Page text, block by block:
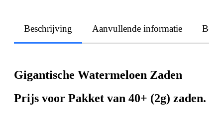
Beschrijving Aanvullende informatie
Gigantische Watermeloen Zaden
Prijs voor Pakket van 40+ (2g) zaden.